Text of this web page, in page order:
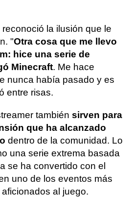
la ilusión que le
"Otra cosa que me llevo
hice una serie de
Minecraft. Me hace
nunca había pasado y es
entre risas.
también sirven para
que ha alcanzado
dentro de la comunidad. Lo
una serie extrema basada
se ha convertido con el
uno de los eventos más
al juego.